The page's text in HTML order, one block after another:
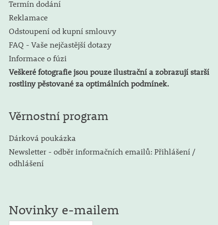
Termín dodání
Reklamace
Odstoupení od kupní smlouvy
FAQ - Vaše nejčastější dotazy
Informace o fúzi
Veškeré fotografie jsou pouze ilustrační a zobrazují starší
rostliny pěstované za optimálních podmínek.
Věrnostní program
Dárková poukázka
Newsletter - odběr informačních emailů: Přihlášení /
odhlášení
Novinky e-mailem